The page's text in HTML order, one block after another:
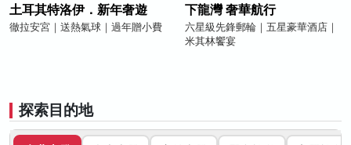
土耳其特洛伊．新年奢遊
徹拉安宮｜送熱氣球｜過年贈小費
下龍灣 奢華航行
六星級先鋒郵輪｜五星豪華酒店｜
米其林饗宴
探索目的地